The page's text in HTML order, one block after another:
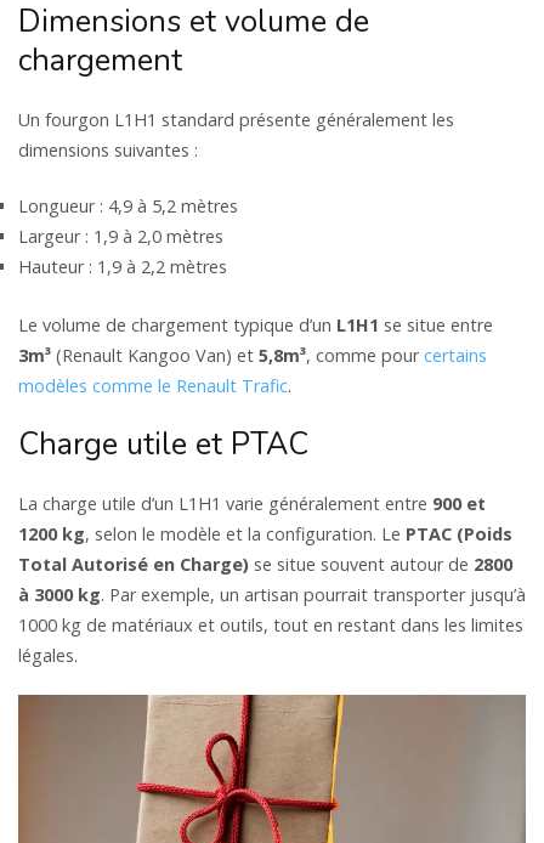
Dimensions et volume de
chargement
Un fourgon L1H1 standard présente généralement les
dimensions suivantes :
Longueur : 4,9 à 5,2 mètres
Largeur : 1,9 à 2,0 mètres
Hauteur : 1,9 à 2,2 mètres
Le volume de chargement typique d’un L1H1 se situe entre
3m³ (Renault Kangoo Van) et 5,8m³, comme pourcertains
modèles comme le Renault Trafic.
Charge utile et PTAC
La charge utile d’un L1H1 varie généralement entre 900 et
1200 kg, selon le modèle et la configuration. Le PTAC (Poids
Total Autorisé en Charge) se situe souvent autour de 2800
à 3000 kg. Par exemple, un artisan pourrait transporter jusqu’à
1000 kg de matériaux et outils, tout en restant dans les limites
légales.